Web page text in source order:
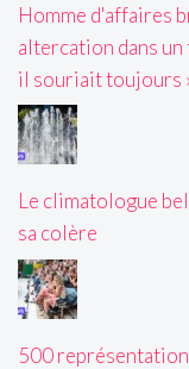
Homme d'affaires
altercation dans un
il souriait toujours
Le climatologue
sa colère
500